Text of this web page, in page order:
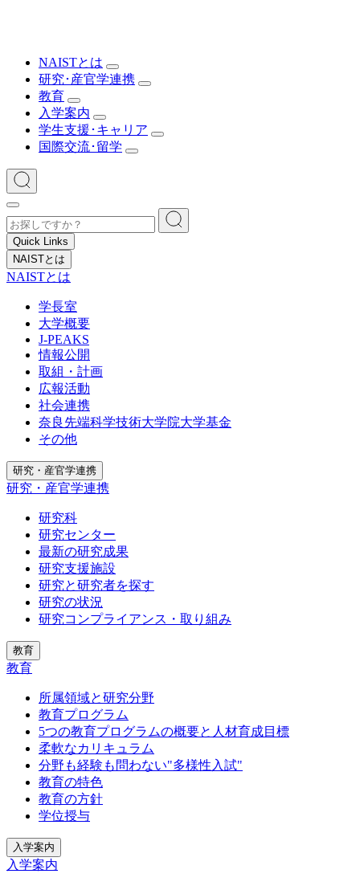
NAISTとは
研究･産官学連携
教育
入学案内
学生支援･キャリア
国際交流･留学
Quick Links
NAISTとは
NAISTとは
学長室
大学概要
J-PEAKS
情報公開
取組・計画
広報活動
社会連携
奈良先端科学技術大学院大学基金
その他
研究・産官学連携
研究・産官学連携
研究科
研究センター
最新の研究成果
研究支援施設
研究と研究者を探す
研究の状況
研究コンプライアンス・取り組み
教育
教育
所属領域と研究分野
教育プログラム
5つの教育プログラムの概要と人材育成目標
柔軟なカリキュラム
分野も経験も問わない"多様性入試"
教育の特色
教育の方針
学位授与
入学案内
入学案内